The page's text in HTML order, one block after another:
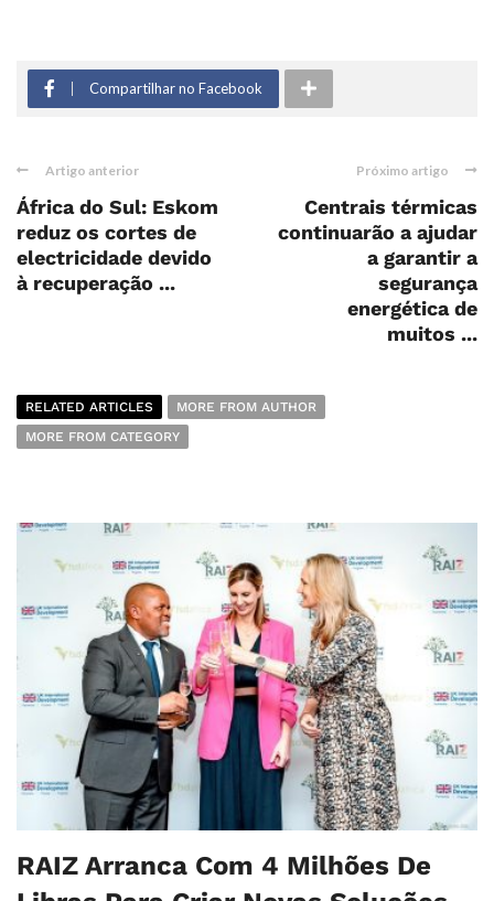
Compartilhar no Facebook
Artigo anterior
África do Sul: Eskom
reduz os cortes de
electricidade devido
à recuperação ...
Próximo artigo
Centrais térmicas
continuarão a ajudar
a garantir a
segurança
energética de
muitos ...
RELATED ARTICLES
MORE FROM AUTHOR
MORE FROM CATEGORY
RAIZ Arranca Com 4 Milhões De